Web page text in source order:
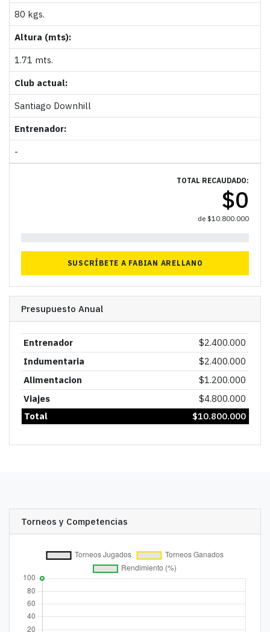
80 kgs.
Altura (mts):
1.71 mts.
Club actual:
Santiago Downhill
Entrenador:
-
TOTAL RECAUDADO:
$0
de$10.800.000
SUSCRÍBETE A FABIAN ARELLANO
Presupuesto Anual
Entrenador $2.400.000
Indumentaria
$2.400.000
Alimentacion
$1.200.000
Viajes
$4.800.000
Total
$10.800.000
Torneos y Competencias